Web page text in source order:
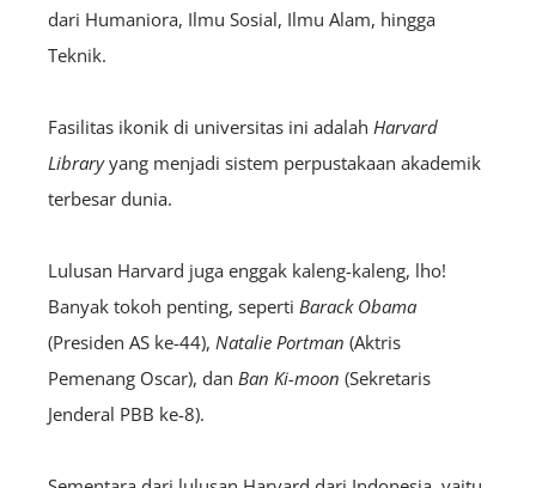
dari Humaniora, Ilmu Sosial, Ilmu Alam, hingga
Teknik.
Fasilitas ikonik di universitas ini adalah Harvard
Libraryyang menjadi sistem perpustakaan akademik
terbesar dunia.
Lulusan Harvard juga enggak kaleng-kaleng, lho!
Banyak tokoh penting, seperti Barack Obama
(Presiden AS ke-44), Natalie Portman (Aktris
Pemenang Oscar), dan Ban Ki-moon (Sekretaris
Jenderal PBB ke-8).